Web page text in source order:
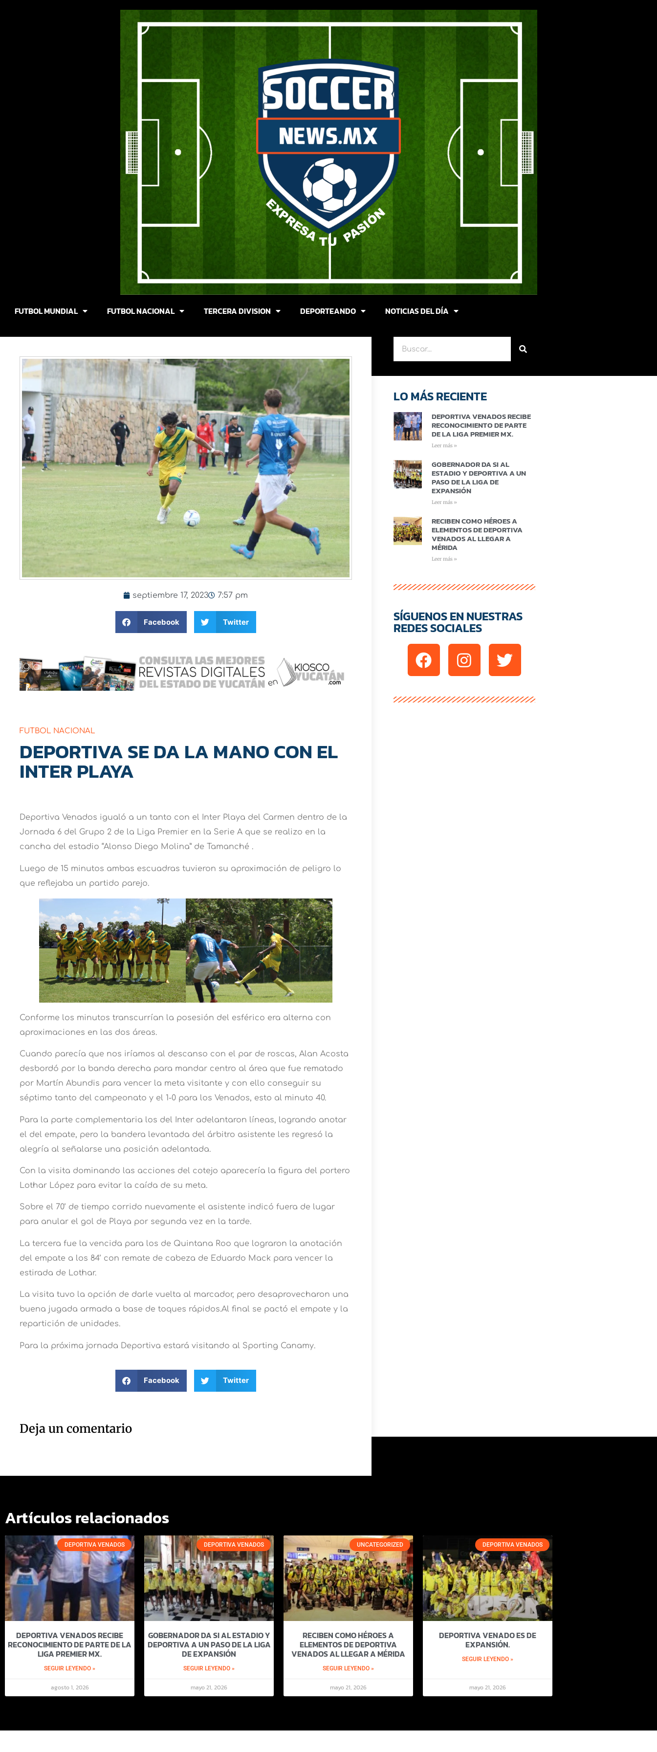
FUTBOL MUNDIAL FUTBOL NACIONAL TERCERA DIVISION DEPORTEANDO NOTICIAS DEL DÍA
septiembre 17, 2023 7:57 pm
Facebook Twitter
FUTBOL NACIONAL
DEPORTIVA SE DA LA MANO CON EL
INTER PLAYA
Deportiva Venados igualó a un tanto con el Inter Playa del Carmen dentro de la
Jornada 6 del Grupo 2 de la Liga Premier en la Serie A que se realizo en la
cancha del estadio “Alonso Diego Molina” de Tamanché .
Luego de 15 minutos ambas escuadras tuvieron su aproximación de peligro lo
que reflejaba un partido parejo.
Conforme los minutos transcurrían la posesión del esférico era alterna con
aproximaciones en las dos áreas.
Cuando parecía que nos iríamos al descanso con el par de roscas, Alan Acosta
desbordó por la banda derecha para mandar centro al área que fue rematado
por Martín Abundis para vencer la meta visitante y con ello conseguir su
séptimo tanto del campeonato y el 1-0 para los Venados, esto al minuto 40.
Para la parte complementaria los del Inter adelantaron líneas, logrando anotar
el del empate, pero la bandera levantada del árbitro asistente les regresó la
alegría al señalarse una posición adelantada.
Con la visita dominando las acciones del cotejo aparecería la figura del portero
Lothar López para evitar la caída de su meta.
Sobre el 70’ de tiempo corrido nuevamente el asistente indicó fuera de lugar
para anular el gol de Playa por segunda vez en la tarde.
La tercera fue la vencida para los de Quintana Roo que lograron la anotación
del empate a los 84’ con remate de cabeza de Eduardo Mack para vencer la
estirada de Lothar.
La visita tuvo la opción de darle vuelta al marcador, pero desaprovecharon una
buena jugada armada a base de toques rápidos.Al final se pactó el empate y la
repartición de unidades.
Para la próxima jornada Deportiva estará visitando al Sporting Canamy.
Facebook Twitter
Deja un comentario
LO MÁS RECIENTE
DEPORTIVA VENADOS RECIBE
RECONOCIMIENTO DE PARTE
DE LA LIGA PREMIER MX.
Leer más »
GOBERNADOR DA SI AL
ESTADIO Y DEPORTIVA A UN
PASO DE LA LIGA DE
EXPANSIÓN
Leer más »
RECIBEN COMO HÉROES A
ELEMENTOS DE DEPORTIVA
VENADOS AL LLEGAR A
MÉRIDA
Leer más »
SÍGUENOS EN NUESTRAS
REDES SOCIALES
Artículos relacionados
DEPORTIVA VENADOS
DEPORTIVA VENADOS RECIBE
RECONOCIMIENTO DE PARTE DE LA
LIGA PREMIER MX.
SEGUIR LEYENDO »
agosto 1, 2026
DEPORTIVA VENADOS
GOBERNADOR DA SI AL ESTADIO Y
DEPORTIVA A UN PASO DE LA LIGA
DE EXPANSIÓN
SEGUIR LEYENDO »
mayo 21, 2026
UNCATEGORIZED
RECIBEN COMO HÉROES A
ELEMENTOS DE DEPORTIVA
VENADOS AL LLEGAR A MÉRIDA
SEGUIR LEYENDO »
mayo 21, 2026
DEPORTIVA VENADOS
DEPORTIVA VENADO ES DE
EXPANSIÓN.
SEGUIR LEYENDO »
mayo 21, 2026